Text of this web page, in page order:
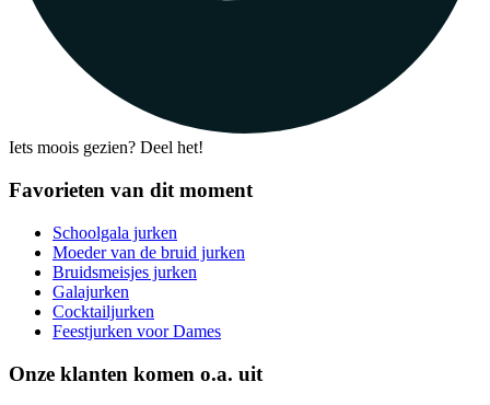
Iets moois gezien? Deel het!
Favorieten van dit moment
Schoolgala jurken
Moeder van de bruid jurken
Bruidsmeisjes jurken
Galajurken
Cocktailjurken
Feestjurken voor Dames
Onze klanten komen o.a. uit